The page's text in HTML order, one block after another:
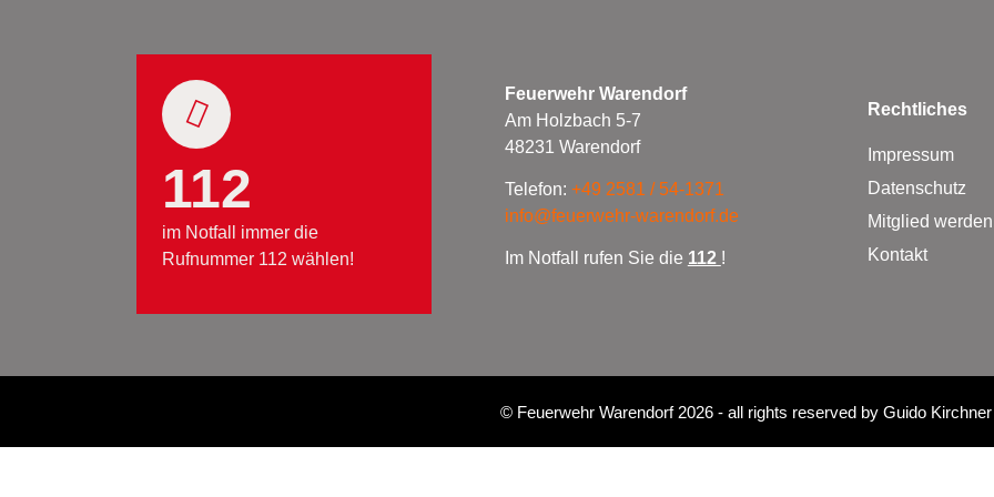
112
im Notfall immer die
Rufnummer 112 wählen!
Feuerwehr Warendorf
Am Holzbach 5-7
48231 Warendorf
Telefon: +49 2581 / 54-1371
info@feuerwehr-warendorf.de
Im Notfall rufen Sie die 112 !
Rechtliches
Impressum
Datenschutz
Mitglied
Kontakt
© Feuerwehr Warendorf 2026- all rights reserved by Guido Kirchner